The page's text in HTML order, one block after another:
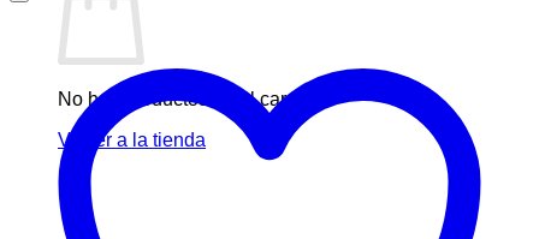
No hay productos en el carrito.
Volver a la tienda